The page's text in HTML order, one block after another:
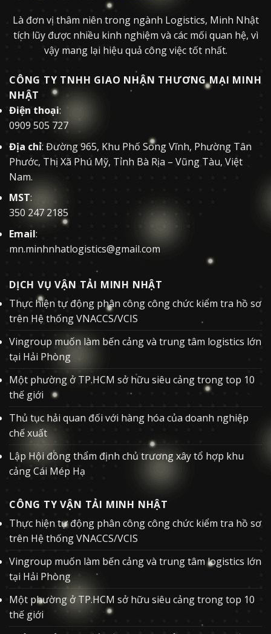
Là đơn vị thâm niên trong ngành Logistics, Minh Nhật
tích lũy được nhiều kinh nghiệm và các mối quan hệ, vì
vậy mang lại hiệu quả công việc tốt nhất.
CÔNG TY TNHH GIAO NHẬN THƯƠNG MẠI MINH
NHẬT
Điện thoại:
0909 505 727
Địa chỉ: Đường 965, Khu Phố Song Vĩnh, Phường Tân
Phước, Thị Xã Phú Mỹ, Tỉnh Bà Rịa – Vũng Tàu, Việt
Nam.
MST:
350 247 2185
Email:
mn.minhnhatlogistics@gmail.com
DỊCH VỤ VẬN TẢI MINH NHẬT
Thực hiện tự động phân công công chức kiểm tra hồ sơ
trên Hệ thống VNACCS/VCIS
Vingroup muốn làm bến cảng và trung tâm logistics lớn
tại Hải Phòng
Một phường ở TP.HCM sở hữu siêu cảng trong top 10
thế giới
Thủ tục hải quan đối với hàng hóa của doanh nghiệp
chế xuất
Lập Hội đồng thẩm định chủ trương xây tổ hợp khu
cảng Cái Mép Hạ
CÔNG TY VẬN TẢI MINH NHẬT
Thực hiện tự động phân công công chức kiểm tra hồ sơ
trên Hệ thống VNACCS/VCIS
Vingroup muốn làm bến cảng và trung tâm logistics lớn
tại Hải Phòng
Một phường ở TP.HCM sở hữu siêu cảng trong top 10
thế giới